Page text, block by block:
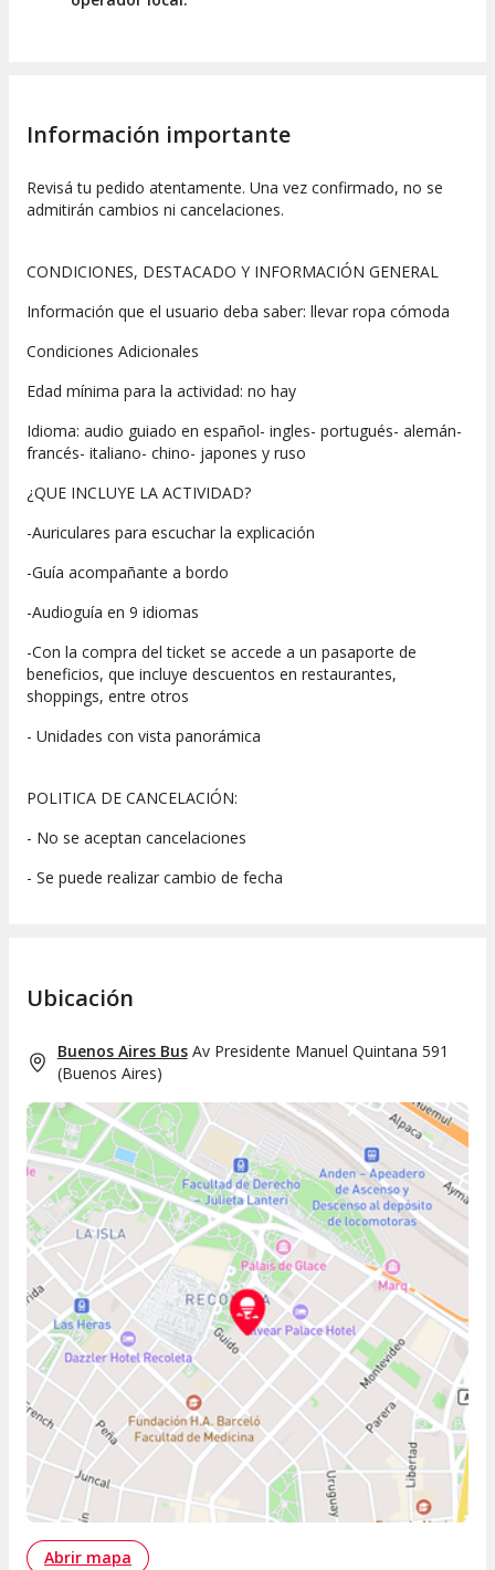
Información importante
Revisá tu pedido atentamente. Una vez confirmado, no se
admitirán cambios ni cancelaciones.
CONDICIONES, DESTACADO Y INFORMACIÓN GENERAL
Información que el usuario deba saber: llevar ropa cómoda
Condiciones Adicionales
Edad mínima para la actividad: no hay
Idioma: audio guiado en español- ingles- portugués- alemán-
francés- italiano- chino- japones y ruso
¿QUE INCLUYE LA ACTIVIDAD?
-Auriculares para escuchar la explicación
-Guía acompañante a bordo
-Audioguía en 9 idiomas
-Con la compra del ticket se accede a un pasaporte de
beneficios, que incluye descuentos en restaurantes,
shoppings, entre otros
- Unidades con vista panorámica
POLITICA DE CANCELACIÓN:
- No se aceptan cancelaciones
- Se puede realizar cambio de fecha
Ubicación
Buenos Aires Bus Av Presidente Manuel Quintana 591
(Buenos Aires)
Abrir mapa